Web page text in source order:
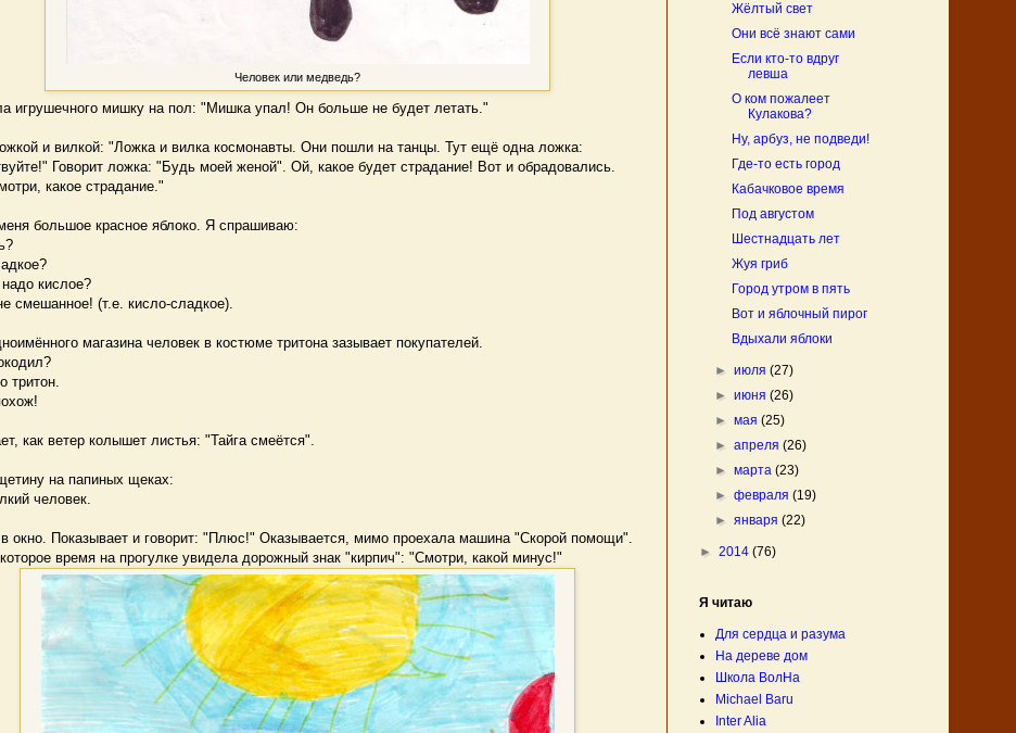
Человек или медведь?
игрушечного мишку на пол: "Мишка упал! Он больше не будет летать."
и вилкой: "Ложка и вилка космонавты. Они пошли на танцы. Тут ещё одна ложка:
Говорит ложка: "Будь моей женой". Ой, какое будет страдание! Вот и обрадовались.
какое страдание."
большое красное яблоко. Я спрашиваю:
кислое?
смешанное! (т.е. кисло-сладкое).
магазина человек в костюме тритона зазывает покупателей.
тритон.
как ветер колышет листья: "Тайга смеётся".
на папиных щеках:
человек.
окно. Показывает и говорит: "Плюс!" Оказывается, мимо проехала машина "Скорой помощи".
время на прогулке увидела дорожный знак "кирпич": "Смотри, какой минус!"
Жёлтый свет
Они всё знают сами
Если кто-то вдруг
левша
О ком пожалеет
Кулакова?
Ну, арбуз, не подведи!
Где-то есть город
Кабачковое время
Под августом
Шестнадцать лет
Жуя гриб
Город утром в пять
Вот и яблочный пирог
Вдыхали яблоки
►июля(27)
►июня(26)
►мая(25)
►апреля(26)
►марта(23)
►февраля(19)
►января(22)
► 2014 (76)
Я читаю
Для сердца и разума
На дереве дом
Школа ВолНа
Michael Baru
Inter Alia